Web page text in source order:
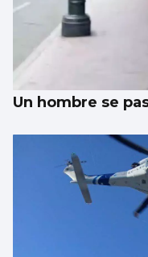
Un hombre se